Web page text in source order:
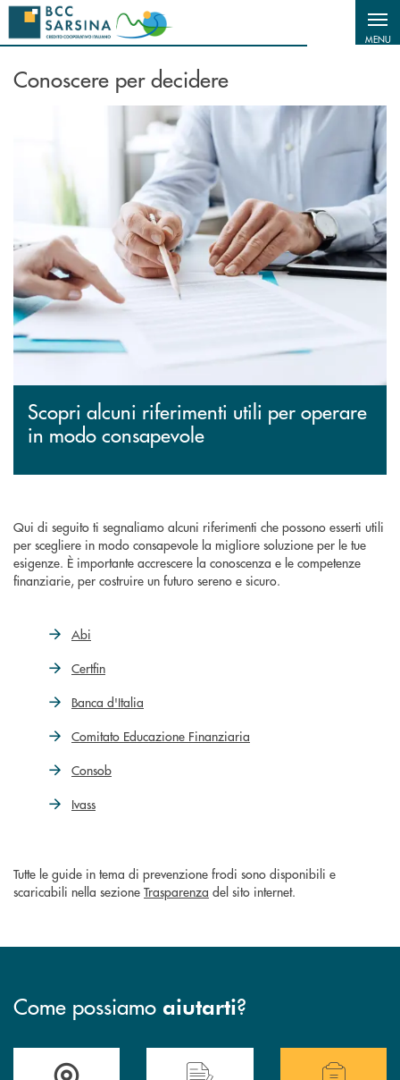
Salta al contenuto principale
MENU
Conoscere per decidere
Scopri alcuni riferimenti utili per operare
in modo consapevole
Qui di seguito ti segnaliamo alcuni riferimenti che possono esserti utili
per scegliere in modo consapevole la migliore soluzione per le tue
esigenze. È importante accrescere la conoscenza e le competenze
finanziarie, per costruire un futuro sereno e sicuro.
Abi
Certfin
Banca d'Italia
Comitato Educazione Finanziaria
Consob
Ivass
Tutte le guide in tema di prevenzione frodi sono disponibili e
scaricabili nella sezione Trasparenza del sito internet.
Come possiamo aiutarti?
Accedi all'elenco completo delle filiali di Bcc Sarsina.
Hai bisogno di assistenza immediata ?
Hai bisogno di